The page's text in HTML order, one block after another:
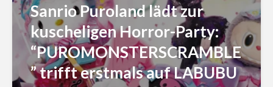
Sanrio Puroland lädt zur
kuscheligen Horror-Party:
“PUROMONSTERSCRAMBLE
” trifft erstmals auf LABUBU